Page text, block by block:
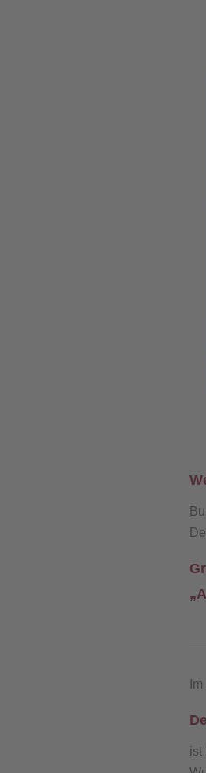
ist